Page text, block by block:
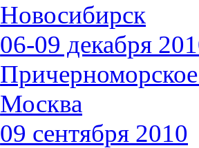
Новосибирск
06-09 декабря
Москва
09 сентября 2010